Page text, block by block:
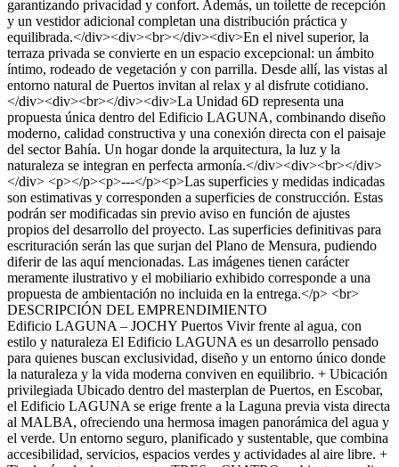
garantizando privacidad y confort. Además, un toilette de recepción
y un vestidor adicional completan una distribución práctica y
equilibrada.</div><div><br></div><div>En el nivel superior, la
terraza privada se convierte en un espacio excepcional: un ámbito
íntimo, rodeado de vegetación y con parrilla. Desde allí, las vistas al
entorno natural de Puertos invitan al relax y al disfrute cotidiano.
</div><div><br></div><div>La Unidad 6D representa una
propuesta única dentro del Edificio LAGUNA, combinando diseño
moderno, calidad constructiva y una conexión directa con el paisaje
del sector Bahía. Un hogar donde la arquitectura, la luz y la
naturaleza se integran en perfecta armonía.</div><div><br></div>
</div> <p></p><p>---</p><p>Las superficies y medidas indicadas
son estimativas y corresponden a superficies de construcción. Estas
podrán ser modificadas sin previo aviso en función de ajustes
propios del desarrollo del proyecto. Las superficies definitivas para
escrituración serán las que surjan del Plano de Mensura, pudiendo
diferir de las aquí mencionadas. Las imágenes tienen carácter
meramente ilustrativo y el mobiliario exhibido corresponde a una
propuesta de ambientación no incluida en la entrega.</p> <br>
DESCRIPCIÓN DEL EMPRENDIMIENTO
Edificio LAGUNA – JOCHY Puertos Vivir frente al agua, con
estilo y naturaleza El Edificio LAGUNA es un desarrollo pensado
para quienes buscan exclusividad, diseño y un entorno único donde
la naturaleza y la vida moderna conviven en equilibrio. + Ubicación
privilegiada Ubicado dentro del masterplan de Puertos, en Escobar,
el Edificio LAGUNA se erige frente a la Laguna previa vista directa
al MALBA, ofreciendo una hermosa imagen panorámica del agua y
el verde. Un entorno seguro, planificado y sustentable, que combina
accesibilidad, servicios, espacios verdes y actividades al aire libre. +